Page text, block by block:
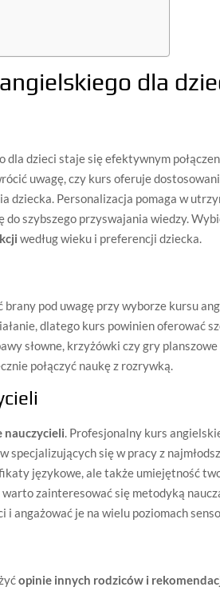
dla
dzieci staje się efektywnym
uwagę, czy kurs oferuje
dziecka. Personalizacja pomaga w
szybszego przyswajania wiedzy.
według wieku i preferencji dziecka.
pod uwagę przy wyborze kursu
dlatego kurs powinien oferować
słowne, krzyżówki czy gry
połączyć naukę z rozrywką.
nauczycieli . Profesjonalny kurs
się w pracy z
językowe, ale także umiejętność
zainteresować się metodyką
angażować je na wielu poziomach
opinie innych rodziców i